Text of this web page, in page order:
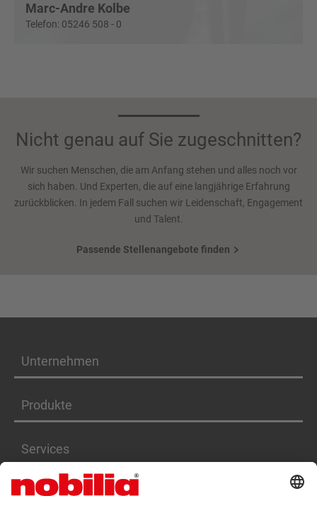
Marc-Andre Kolbe
Telefon: 05246 508 - 0
Nicht genau auf Sie zugeschnitten?
Wir suchen Menschen, die am Anfang stehen und alles noch vor
sich haben. Und Experten, die auf eine langjährige Erfahrung
zurückblicken. In jedem Fall suchen wir Leidenschaft, Engagement
und Talent.
Passende Stellenangebote finden
Unternehmen
Produkte
Services
Karriere